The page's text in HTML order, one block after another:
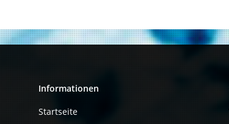
Informationen
Startseite